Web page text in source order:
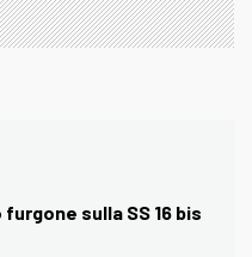
sulla SS 16 bis